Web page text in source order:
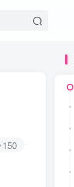
150